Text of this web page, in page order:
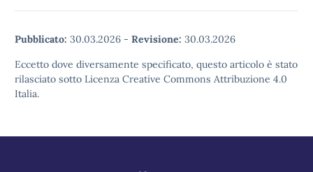
Pubblicato: 30.03.2026 - Revisione: 30.03.2026
Eccetto dove diversamente specificato, questo articolo è stato
rilasciato sotto Licenza Creative Commons Attribuzione 4.0
Italia.